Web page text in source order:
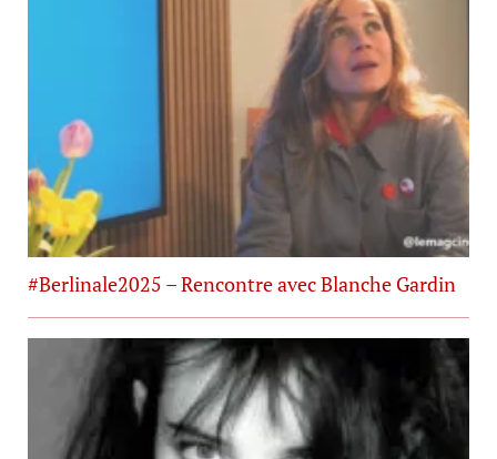
#Berlinale2025 – Rencontre avec Blanche Gardin